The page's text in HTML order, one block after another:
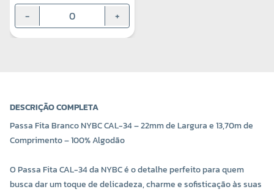
- +
DESCRIÇÃO COMPLETA
Passa Fita Branco NYBC CAL-34 – 22mm de Largura e 13,70m de
Comprimento – 100% Algodão
O Passa Fita CAL-34 da NYBC é o detalhe perfeito para quem
busca dar um toque de delicadeza, charme e sofisticação às suas